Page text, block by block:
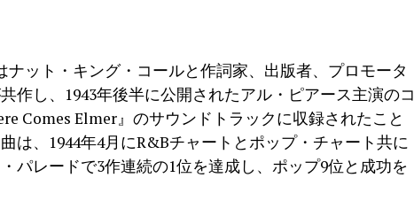
ナット・キング・コールと作詞家、出版者、プロモータ
作し、1943年後半に公開されたアル・ピアース主演のコ
Comes Elmer』のサウンドトラックに収録されたこと
は、1944年4月にR&Bチャートとポップ・チャート共に
パレードで3作連続の1位を達成し、ポップ9位と成功を